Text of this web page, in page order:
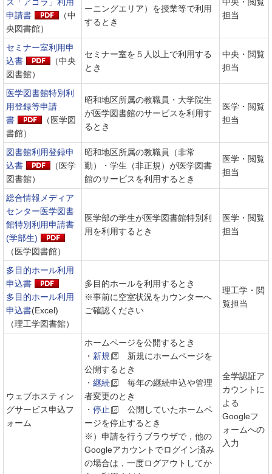
申請書
（中
央図書館）
ーニングエリア）を授業等で利用
するとき
担当
セミナー室利用申
込書
（中央
図書館）
セミナー室を５人以上で利用する
とき
中央・閲覧
担当
医学図書館特別利
用登録等申請
書
（医学図
書館）
昭和地区所属の教職員・大学院生
が医学図書館のサービスを利用す
るとき
医学・閲覧
担当
図書館利用登録申
込書
（医学
図書館）
昭和地区所属の教職員（非常
勤）・学生（非正規）が医学図書
館のサービスを利用するとき
医学・閲覧
担当
総合情報メディア
センター医学図書
館特別利用申請書
(学部生)
（医学図書館）
医学部の学生が医学図書館特別利
用を利用するとき
医学・閲覧
担当
多目的ホール利用
申込書
多目的ホール利用
申込書(Excel)
（理工学図書館）
多目的ホールを利用するとき
※事前に空室状況をカウンターへ
ご確認ください
理工学・閲
覧担当
ウェブホスティン
グサービス申込フ
ォーム
ホームページを公開するとき
・ 新規
新規にホームページを
公開するとき
・ 継続
毎年の継続申込や管理
者変更のとき
・ 停止
公開していたホームペ
ージを停止するとき
※）申請を行うブラウザで，他の
Googleアカウントでログイン済み
の場合は，一度ログアウトしてか
全学認証ア
カウントに
よる
Googleフ
ォームへの
入力